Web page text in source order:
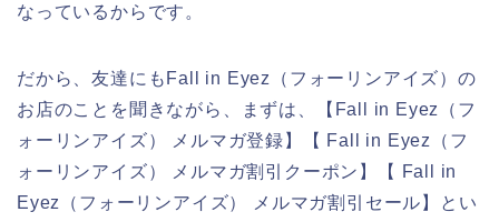
なっているからです。
だから、友達にもFall in Eyez（フォーリンアイズ）の
お店のことを聞きながら、まずは、【Fall in Eyez（フ
ォーリンアイズ） メルマガ登録】【 Fall in Eyez（フ
ォーリンアイズ） メルマガ割引クーポン】【 Fall in
Eyez（フォーリンアイズ） メルマガ割引セール】とい